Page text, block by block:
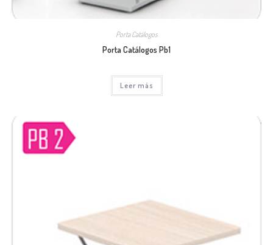
Porta Catálogos
Porta Catálogos Pb1
Leer más